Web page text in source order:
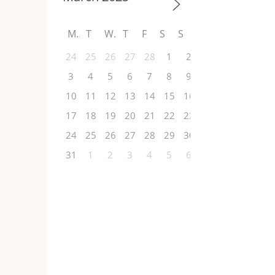
M T W T F S S
24 25 26 27 28 1
2
3
4 5 6 7 8
9
10
11 12 13 14 15
16
17
18 19 20 21 22
23
24
25 26 27 28 29
30
31
1 2 3 4 5 6